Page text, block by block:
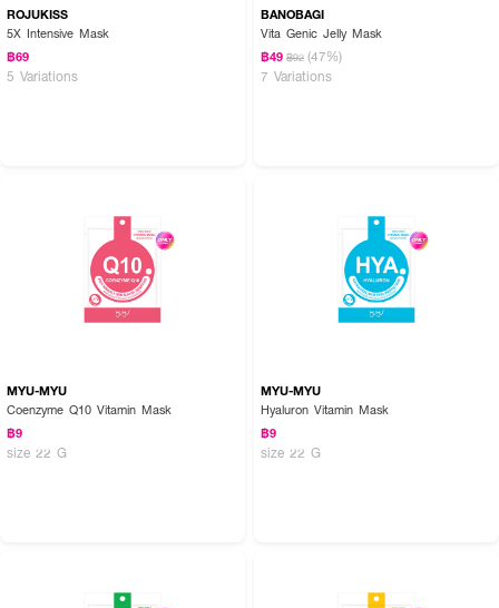
ROJUKISS
5X Intensive Mask
฿69
5 Variations
BANOBAGI
Vita Genic Jelly Mask
฿49 ฿92 (47%)
7 Variations
MYU-MYU
Coenzyme Q10 Vitamin Mask
฿9
size 22 G
MYU-MYU
Hyaluron Vitamin Mask
฿9
size 22 G